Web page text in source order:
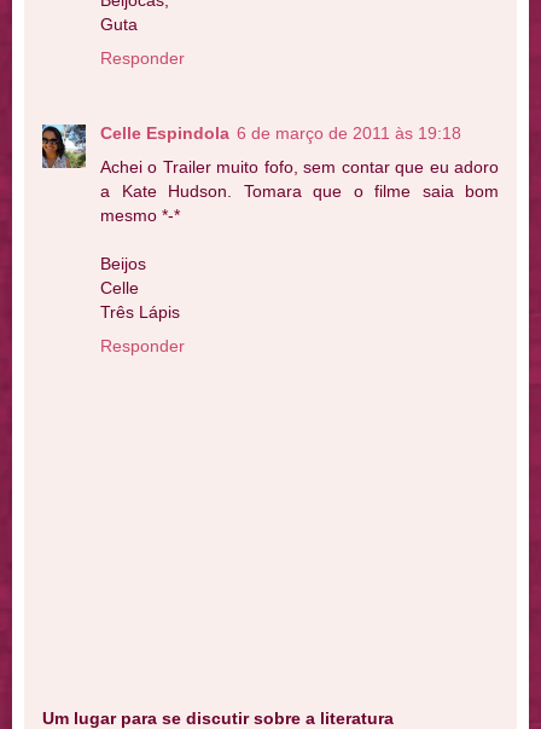
Guta
Responder
Celle Espindola 6 de março de 2011 às 19:18
Achei o Trailer muito fofo, sem contar que eu adoro
a Kate Hudson. Tomara que o filme saia bom
mesmo *-*
Beijos
Celle
Três Lápis
Responder
Um lugar para se discutir sobre a literatura